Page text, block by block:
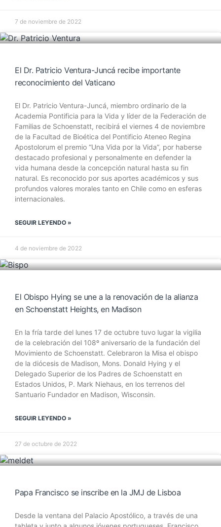
7 de noviembre de 2022
El Dr. Patricio Ventura-Juncá recibe importante
reconocimiento del Vaticano
El Dr. Patricio Ventura-Juncá, miembro ordinario de la
Academia Pontificia para la Vida y líder de la Federación de
Familias de Schoenstatt, recibirá el viernes 4 de noviembre
de la Facultad de Bioética del Pontificio Ateneo Regina
Apostolorum el premio “Una Vida por la Vida”, por haberse
destacado profesional y personalmente en defender la
vida humana desde la concepción natural hasta su fin
natural. Es reconocido por sus aportes académicos y sus
profundos valores morales tanto en Chile como en esferas
internacionales.
SEGUIR LEYENDO »
4 de noviembre de 2022
El Obispo Hying se une a la renovación de la alianza
en Schoenstatt Heights, en Madison
En la fría tarde del lunes 17 de octubre tuvo lugar la vigilia
de la celebración del 108º aniversario de la fundación del
Movimiento de Schoenstatt. Celebraron la Misa el obispo
de la diócesis de Madison, Mons. Donald Hying y el
Delegado Superior de los Padres de Schoenstatt en
Estados Unidos, P. Mark Niehaus, en los terrenos del
Santuario Fundador en Madison, Wisconsin.
SEGUIR LEYENDO »
27 de octubre de 2022
Papa Francisco se inscribe en la JMJ de Lisboa
Desde la ventana del Palacio Apostólico, a través de una